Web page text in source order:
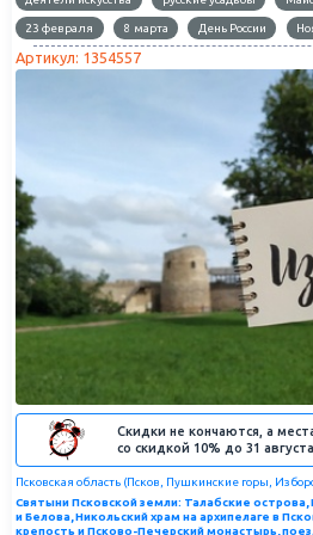
23 февраля 8 марта День России
Артикул: 1354557
Скидки не кончаются, а
со скидкой 10% до 31 августа
Псковская область (Псков, Пушкинские горы,
Святыни Псковской земли: Талабские
и Белова, Никольский храм на архипелаге в
крепость и Псково-Печерский монастырь,